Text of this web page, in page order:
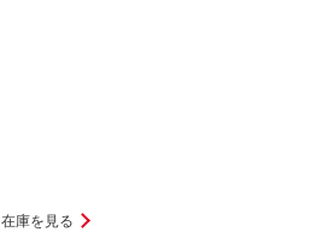
在庫を見る